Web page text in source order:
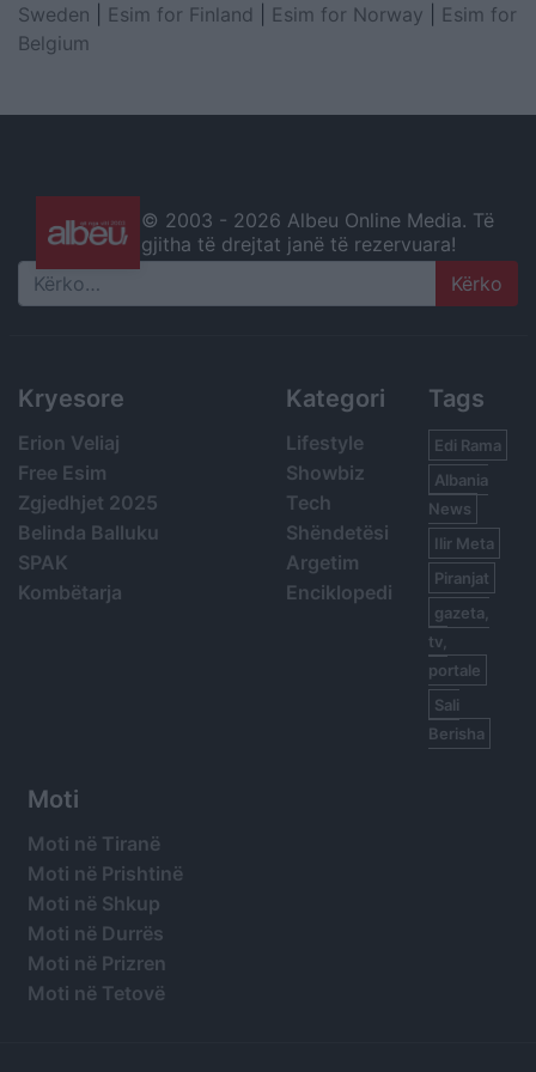
Sweden
Esim for Finland Esim for Norway
Esim for
Belgium
© 2003 - 2026 Albeu Online Media. Të
gjitha të drejtat janë të rezervuara!
Search
Kryesore
Erion Veliaj
Free Esim
Zgjedhjet 2025
Belinda Balluku
SPAK
Kombëtarja
Kategori
Lifestyle
Showbiz
Tech
Shëndetësi
Argetim
Enciklopedi
Tags
Edi Rama
Albania
News
Ilir Meta
Piranjat
gazeta,
tv,
portale
Sali
Berisha
Moti
Moti në Tiranë
Moti në Prishtinë
Moti në Shkup
Moti në Durrës
Moti në Prizren
Moti në Tetovë